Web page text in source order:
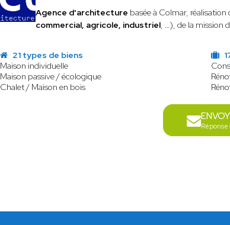
Agence d'architecture basée à Colmar,
commercial, agricole, industriel, …), de la mission
21 types de biens
Maison individuelle
Maison passive / écologique
Chalet / Maison en bois
Réponse